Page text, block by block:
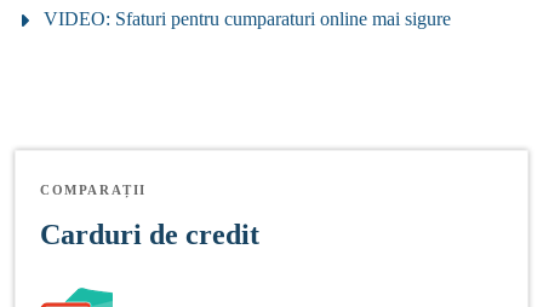
VIDEO: Sfaturi pentru cumparaturi online mai sigure
COMPARAȚII
Carduri de credit